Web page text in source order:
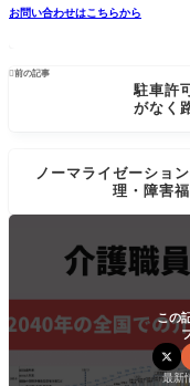
お問い合わせはこちらから
前の記事
駐車許
がなく
ノーマライゼーショ
理・障害
この
最新